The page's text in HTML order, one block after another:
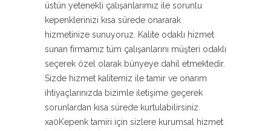
üstün yetenekli çalışanlarımız ile sorunlu
kepenklerinizi kısa sürede onararak
hizmetinize sunuyoruz. Kalite odaklı hizmet
sunan firmamız tüm çalışanlarını müşteri odaklı
seçerek özel olarak bünyeye dahil etmektedir.
Sizde hizmet kalitemiz ile tamir ve onarım
ihtiyaçlarınızda bizimle iletişime geçerek
sorunlardan kısa sürede kurtulabilirsiniz.
xa0Kepenk tamiri için sizlere kurumsal hizmet